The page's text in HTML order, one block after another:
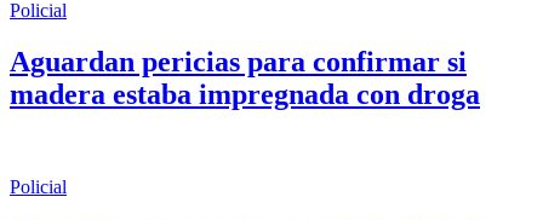
Policial
Aguardan pericias para confirmar si
madera estaba impregnada con droga
Policial